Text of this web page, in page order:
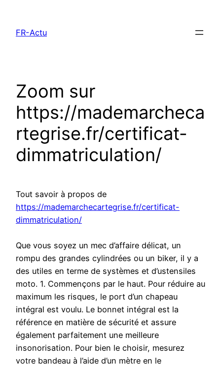
contenu
FR-Actu
Zoom sur
https://mademarcheca
rtegrise.fr/certificat-
dimmatriculation/
Tout savoir à propos de
https://mademarchecartegrise.fr/certificat-
dimmatriculation/
Que vous soyez un mec d’affaire délicat, un
rompu des grandes cylindrées ou un biker, il y a
des utiles en terme de systèmes et d’ustensiles
moto. 1. Commençons par le haut. Pour réduire au
maximum les risques, le port d’un chapeau
intégral est voulu. Le bonnet intégral est la
référence en matière de sécurité et assure
également parfaitement une meilleure
insonorisation. Pour bien le choisir, mesurez
votre bandeau à l’aide d’un mètre en le